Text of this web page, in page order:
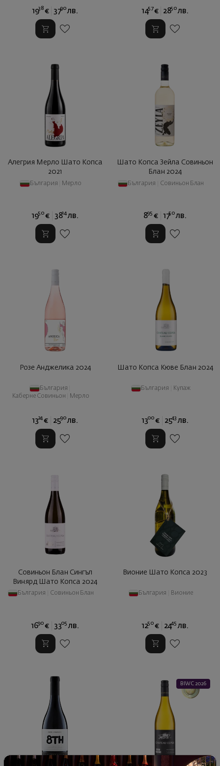
1938 € 3790 лв. 1457 € 2850 лв.
Алегрия Мерло Шато Копса
2021
България Мерло
1950 € 3814 лв.
Шато Копса Зейла Совиньон
Блан 2024
България Совиньон Блан
895 € 1750 лв.
Розе Анджелика 2024
България
Каберне Совиньон
Мерло
1324 € 2590 лв.
Шато Копса Кюве Блан 2024
България Купаж
1300 € 2543 лв.
Совиньон Блан Сингъл
Винярд Шато Копса 2024
България Совиньон Блан
1690 € 3305 лв.
Вионие Шато Копса 2023
България Вионие
1250 € 2445 лв.
BIWC 2026